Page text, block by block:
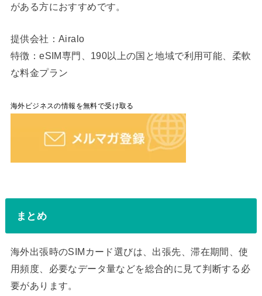
がある方におすすめです。
提供会社：Airalo
特徴：eSIM専門、190以上の国と地域で利用可能、柔軟
な料金プラン
海外ビジネスの情報を無料で受け取る
まとめ
海外出張時のSIMカード選びは、出張先、滞在期間、使
用頻度、必要なデータ量などを総合的に見て判断する必
要があります。